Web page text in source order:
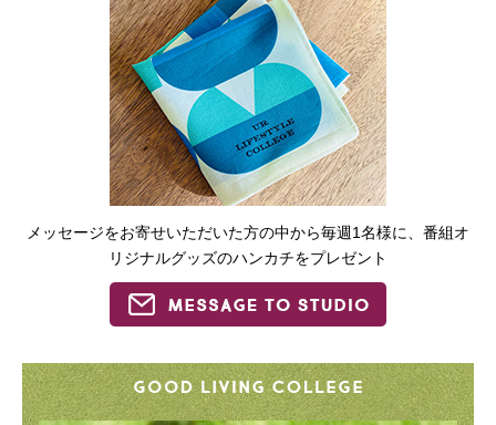
メッセージをお寄せいただいた方の中から毎週1名様に、番組オ
リジナルグッズのハンカチをプレゼント